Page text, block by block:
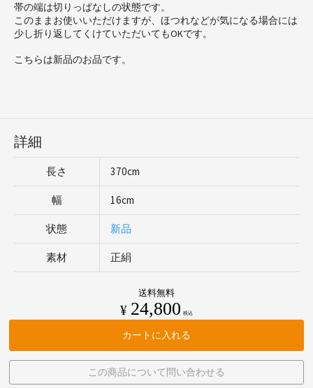
帯の端は切りっぱなしの状態です。
このままお使いいただけますが、ほつれなどが気になる場合には
少し折り返してくけていただいてもOKです。
こちらは新品のお品です。
詳細
長さ 370cm
幅 16cm
状態 新品
素材 正絹
送料無料
¥ 24,800 税込
カートに入れる
この商品について問い合わせる